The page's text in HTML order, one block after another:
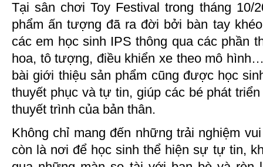
Tại sân chơi Toy Festival trong tháng 10/
phẩm ấn tượng đã ra đời bởi bàn tay
các em học sinh IPS thông qua các phần
hoa, tô tượng, điều khiển xe theo mô
bài giới thiệu sản phẩm cũng được học
thuyết phục và tự tin, giúp các bé phát
thuyết trình của bản thân.
Không chỉ mang đến những trải nghiệm
còn là nơi để học sinh thể hiện sự tự tin,